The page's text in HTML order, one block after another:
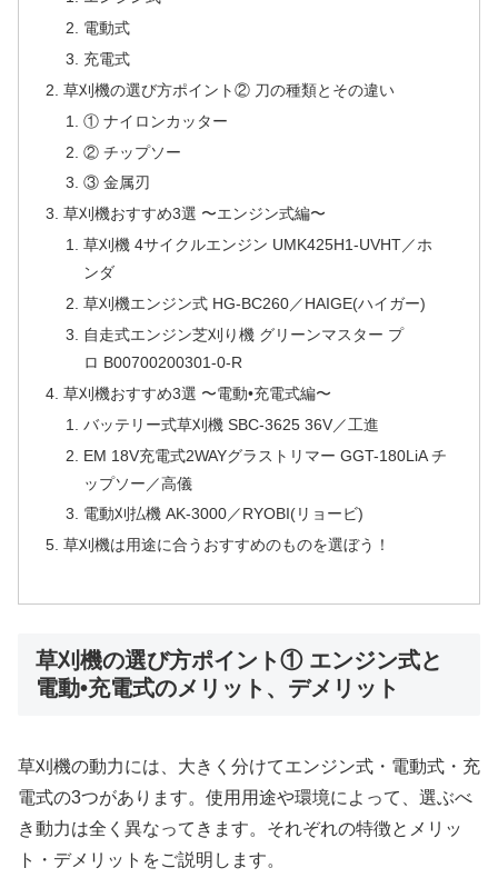
電動式
充電式
草刈機の選び方ポイント② 刀の種類とその違い
① ナイロンカッター
② チップソー
③ 金属刃
草刈機おすすめ3選 〜エンジン式編〜
草刈機 4サイクルエンジン UMK425H1-UVHT／ホ
ンダ
草刈機エンジン式 HG-BC260／HAIGE(ハイガー)
自走式エンジン芝刈り機 グリーンマスター プ
ロ B00700200301-0-R
草刈機おすすめ3選 〜電動•充電式編〜
バッテリー式草刈機 SBC-3625 36V／工進
EM 18V充電式2WAYグラストリマー GGT-180LiA チ
ップソー／高儀
電動刈払機 AK-3000／RYOBI(リョービ)
草刈機は用途に合うおすすめのものを選ぼう！
草刈機の選び方ポイント① エンジン式と
電動•充電式のメリット、デメリット
草刈機の動力には、大きく分けてエンジン式・電動式・充
電式の3つがあります。使用用途や環境によって、選ぶべ
き動力は全く異なってきます。それぞれの特徴とメリッ
ト・デメリットをご説明します。